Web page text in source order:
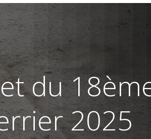
du
2025